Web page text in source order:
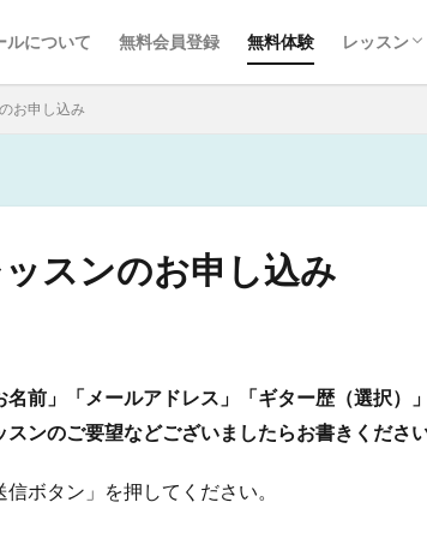
ルについて 無料会員登録 無料体験 レッスン
「3ヶ月
通常ギタ
お申し込み
スンのお申し込み
名前」「メールアドレス」「ギター歴（選択）
ンのご要望などございましたらお書きください
信ボタン」を押してください。